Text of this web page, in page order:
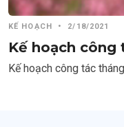
KẾ HOẠCH • 2/18/2021
Kế hoạch công
Kế hoạch công tác